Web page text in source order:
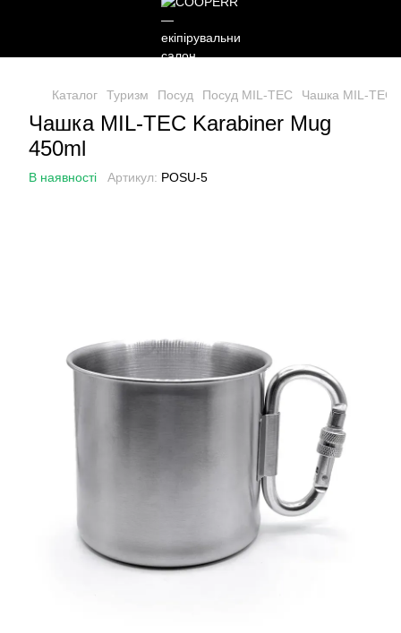
Каталог Туризм Посуд Посуд MIL-TEC Чашка MIL-TEC
Чашка MIL-TEC Karabiner Mug
450ml
В наявності Артикул: POSU-5